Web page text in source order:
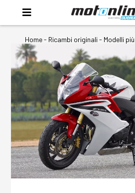
Home- Ricambi originali - Modelli